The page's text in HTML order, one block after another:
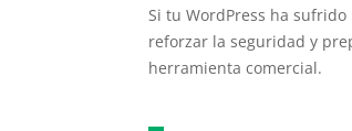
Si tu WordPress ha sufrido
reforzar la seguridad y
herramienta comercial.